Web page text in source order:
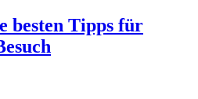
besten Tipps für